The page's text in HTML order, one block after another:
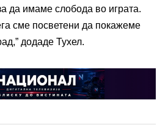
да имаме слобода во играта.
сме посветени да покажеме
додаде Тухел.